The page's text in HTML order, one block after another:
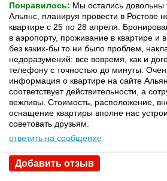
Понравилось: Мы остались довольны
Альянс, планируя провести в Ростове
квартире с 25 по 28 апреля.
в аэропорту, проживание в квартире и
без каких-бы то ни было проблем,
недоразумений: все вовремя, как и
телефону с точностью до минуты.
информация о квартире на сайте
соответствует действительности, а
вежливы. Стоимость, расположение,
оснащение квартиры вполне нас
советовать друзьям.
ответить на сообщение
Добавить отзыв